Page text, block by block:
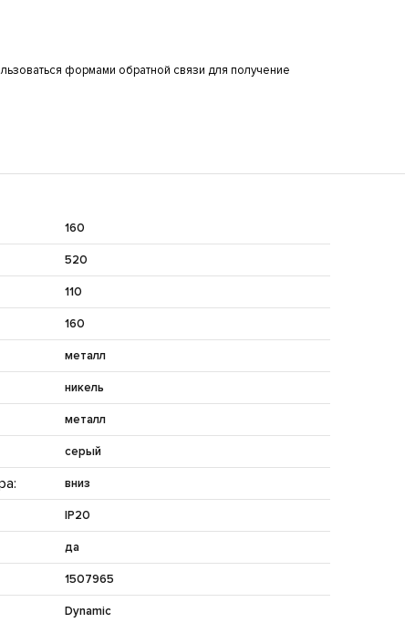
формами обратной связи для получение
160
520
110
160
металл
никель
металл
серый
вниз
IP20
да
1507965
Dynamic